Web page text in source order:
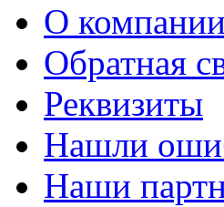
О компании
Обратная
Реквизиты
Нашли
Наши